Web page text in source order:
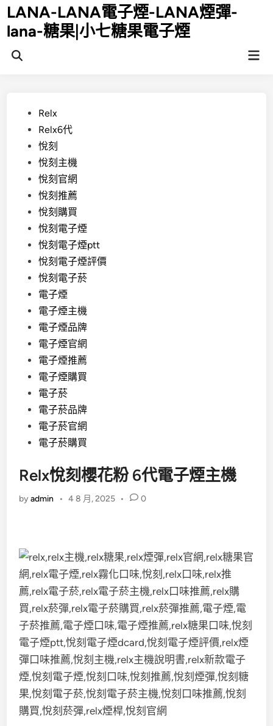
Skip
to
content
LANA-LANA電子煙-LANA煙彈-
lana-糖果|小七糖果電子煙
Open
PostedRelx
Relx6代
悅刻
悅刻主機
悅刻官網
悅刻推薦
悅刻購買
悅刻電子煙
悅刻電子煙ptt
悅刻電子煙評價
悅刻電子菸
電子煙
電子煙主機
電子煙品牌
電子煙官網
電子煙推薦
電子煙購買
電子菸
電子菸品牌
電子菸官網
電子菸購買
Relx悅刻櫻花粉 6代電子煙主機
byadmin • 4 8 月, 2025 • 0